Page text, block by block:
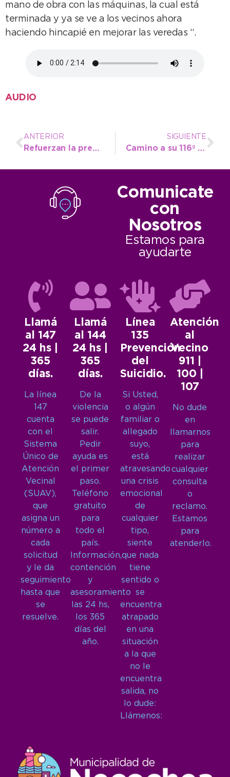
mano de obra con las máquinas, la cual está
terminada y ya se ve a los vecinos ahora
haciendo hincapié en mejorar las veredas “.
AUDIO
ANTERIOR
Refuerzan la prevención rural con vigilancia nocturna ante hechos de abigeato
SIGUIENTE
Camino a su 116º aniversario Claraz avanza con más servicios y obras
Comunicate
con
Nosotros
Estamos para
ayudarte
Llamá
al 147
24 hs |
365
días.
La línea
147
cuenta
con el
Sistema
Único de
Atención
Vecinal
(SUAV),
que
asigna un
número a
cada
solicitud
y le da
seguimiento
hasta que
se
resuelve.
Llamá
al 144
24 hs |
365
días.
De la
violencia
se puede
salir.
Pedir
ayuda es
el primer
paso.
Teléfono
gratuito
para
todo el
país.
Información,
contención
y
asesoramiento
las 24 hs,
los 365
días del
año.
Línea
135
Prevención
del
Suicidio.
Si Usted,
o algún
familiar o
allegado
suyo,
está
atravesando
una crisis
emocional
de
cualquier
tipo,
siente
que nada
tiene
sentido o
se
encuentra
atrapado
en una
situación
a la que
no le
encuentra
salida, no
lo dude:
Llámenos:
Atención
al
Vecino
911 |
100 |
107
No dude
en
llamarnos
para
realizar
cualquier
consulta
o
reclamo.
Estamos
para
atenderlo.